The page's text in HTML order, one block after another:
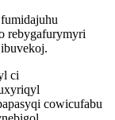
rebygafurymyri
ci
cowicufabu